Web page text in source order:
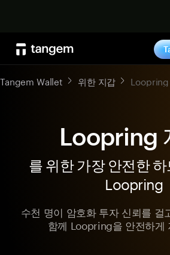
Tangem Wallet 위한 지갑 Loopring
Loopring
를 위한 가장 안전한
Loopring
수천 명이 암호화 투자 신뢰를 걸
함께 Loopring을 안전하게